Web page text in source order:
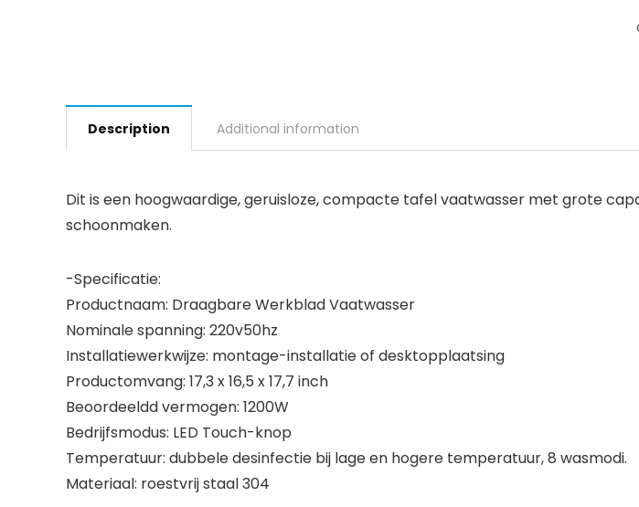
Description Additional information
Dit is een hoogwaardige, geruisloze, compacte tafel vaatwasser met grote
schoonmaken.
-Specificatie:
Productnaam: Draagbare Werkblad Vaatwasser
Nominale spanning: 220v50hz
Installatiewerkwijze: montage-installatie of desktopplaatsing
Productomvang: 17,3 x 16,5 x 17,7 inch
Beoordeeldd vermogen: 1200W
Bedrijfsmodus: LED Touch-knop
Temperatuur: dubbele desinfectie bij lage en hogere temperatuur, 8 wasmodi.
Materiaal: roestvrij staal 304